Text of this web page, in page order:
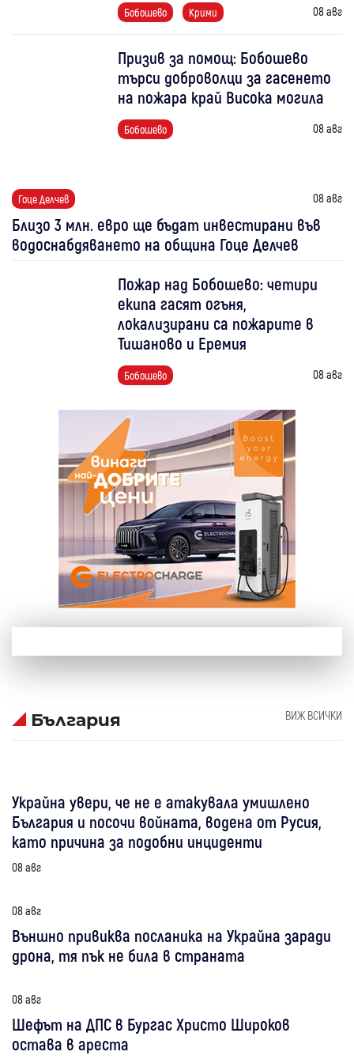
Бобошево Крими 08 авг
Призив за помощ: Бобошево
търси доброволци за гасенето
на пожара край Висока могила
Бобошево 08 авг
Гоце Делчев 08 авг
Близо 3 млн. евро ще бъдат инвестирани във
водоснабдяването на община Гоце Делчев
Пожар над Бобошево: четири
екипа гасят огъня,
локализирани са пожарите в
Тишаново и Еремия
Бобошево 08 авг
България ВИЖ ВСИЧКИ
Украйна увери, че не е атакувала умишлено
България и посочи войната, водена от Русия,
като причина за подобни инциденти
08 авг
08 авг
Външно привиква посланика на Украйна заради
дрона, тя пък не била в страната
08 авг
Шефът на ДПС в Бургас Христо Широков
остава в ареста